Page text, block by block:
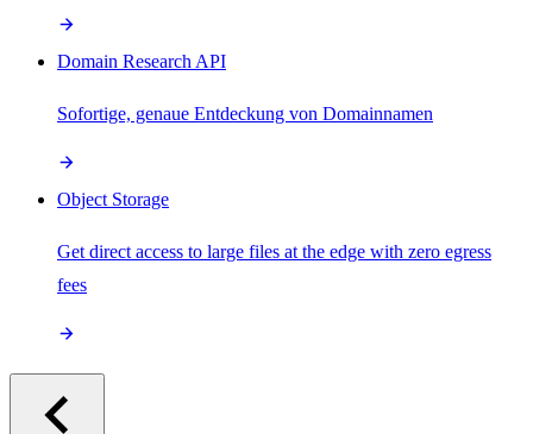
Domain Research API
Sofortige, genaue Entdeckung von Domainnamen
Object Storage
Get direct access to large files at the edge with zero egress
fees